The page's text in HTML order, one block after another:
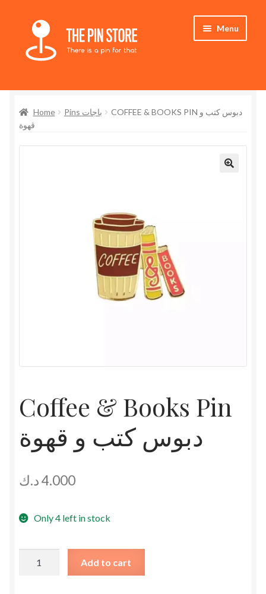
Skip
navigation
Skip
content
Menu
Store
My Account
Home Pins باجات
COFFEE & BOOKS PIN دبوس كتب و
قهوة
Coffee & Books Pin
دبوس كتب و قهوة
4.000د.ك
Only 4 left in stock
Add to cart